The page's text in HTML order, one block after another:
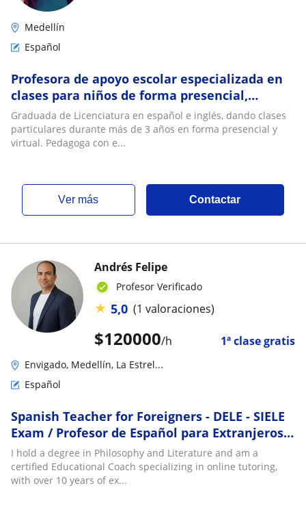
Medellín
Español
Profesora de apoyo escolar especializada en
clases para niños de forma presencial,
remoto o virtual
Graduada de Licenciatura en español e inglés, dando clases
particulares durante más de 3 años en forma presencial y
virtual. Pedagoga con e...
ver más Contactar
$120000/h 1ª clase gratis
Andrés Felipe
Profesor Verificado
★ 5,0 (1 valoraciones)
Envigado, Medellín, La Estrel...
Español
Spanish Teacher for Foreigners - DELE - SIELE
Exam / Profesor de Español para Extranjeros
de Habla Inglesa - Examen DELE - SIELE
I hold a degree in Philosophy and Literature and am a
certified Educational Coach specializing in online tutoring,
with over 10 years of ex...